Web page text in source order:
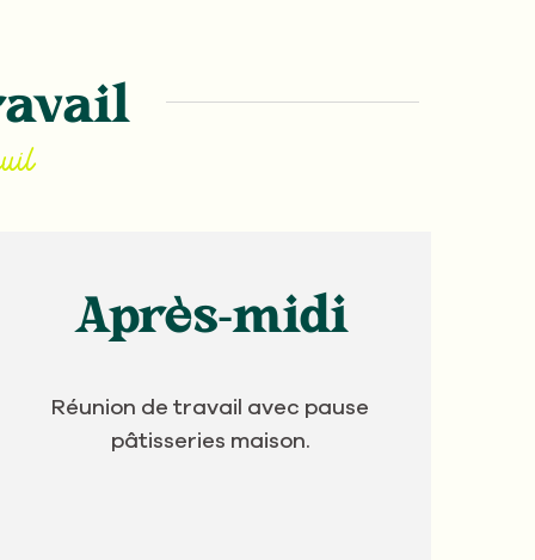
Après-midi
Réunion de travail avec pause
pâtisseries maison.